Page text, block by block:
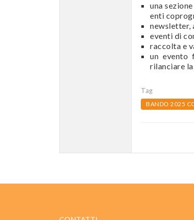
una
enti
newsletter,
eventi di
raccolta e
un evento
rilanciare
Tag
BANDO 2025